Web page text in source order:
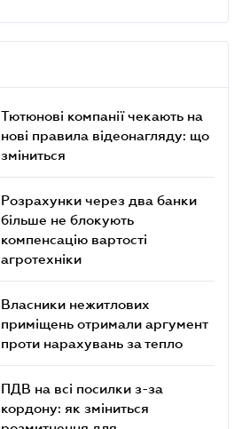
Тютюнові компанії чекають на
нові правила відеонагляду: що
зміниться
Розрахунки через два банки
більше не блокують
компенсацію вартості
агротехніки
Власники нежитлових
приміщень отримали аргумент
проти нарахувань за тепло
ПДВ на всі посилки з-за
кордону: як зміниться